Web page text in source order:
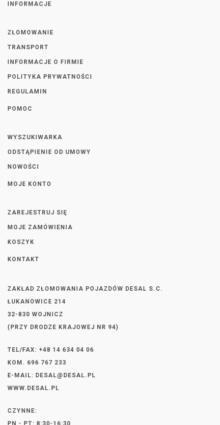
INFORMACJE
ZŁOMOWANIE
TRANSPORT
INFORMACJE O FIRMIE
POLITYKA PRYWATNOŚCI
REGULAMIN
POMOC
WYSZUKIWARKA
ODSTĄPIENIE OD UMOWY
NOWOŚCI
MOJE KONTO
ZAREJESTRUJ SIĘ
MOJE ZAMÓWIENIA
KOSZYK
KONTAKT
ZAKŁAD ZŁOMOWANIA POJAZDÓW DESAL S.C.
ŁUKANOWICE 214
32-830 WOJNICZ
(PRZY DRODZE KRAJOWEJ NR 94)
TEL/FAX: +48 14 634 04 06
KOM. 696 767 233
E-MAIL: DESAL@DESAL.PL
WWW.DESAL.PL
CZYNNE:
PN - PT: 8:30-16:30